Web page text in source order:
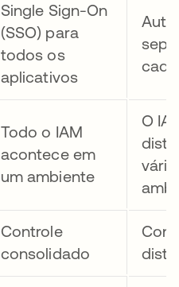
Single Sign-On
(SSO) para
todos os
aplicativos
Todo o IAM
acontece em
um ambiente
O
Controle
consolidado